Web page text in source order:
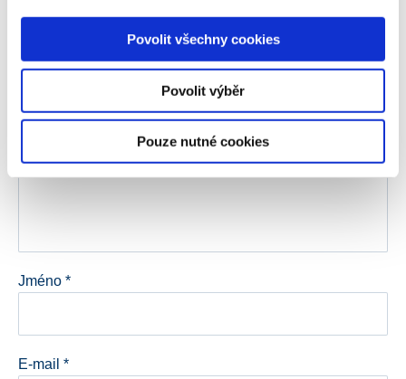
Povolit všechny cookies
Povolit výběr
Pouze nutné cookies
informace jsou označeny*
Jméno *
E-mail *